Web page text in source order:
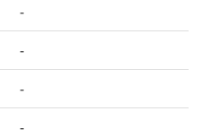
-
-
-
-